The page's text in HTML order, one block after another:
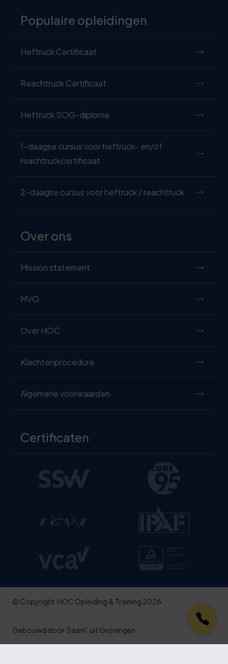
Populaire opleidingen
Heftruck Certificaat
Reachtruck Certificaat
Heftruck SOG-diploma
1-daagse cursus voor heftruck- en/of
reachtruckcertificaat
2-daagse cursus voor heftruck / reachtruck
Over ons
Mission statement
MVO
Over HOC
Klachtenprocedure
Algemene voorwaarden
Certificaten
© Copyright HOC Opleiding & Training 2026
Gebouwd door Saam' uit Groningen